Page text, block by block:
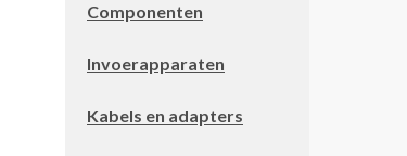
Componenten
Invoerapparaten
Kabels en adapters